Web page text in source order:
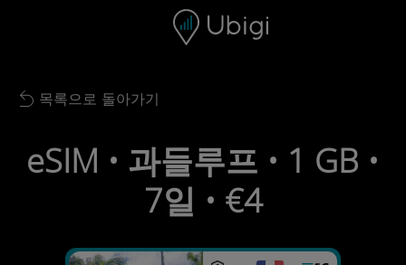
내비게이션 바 하단
Back to list
목록으로 돌아가기
eSIM • 과들루프 • 1 GB •
7일 • €4